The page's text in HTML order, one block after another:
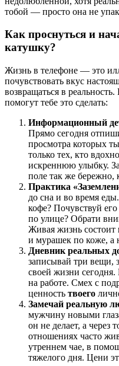
тобой — просто она не
Как проснуться и
катушку?
Жизнь в телефоне — это
почувствовать вкус
возвращаться в
помогут тебе это сделать:
Информационный
Прямо сегодня
просмотра которых
только тех, кто
искреннюю улыбку.
поле так же бережно,
Практика
до сна и во время
кофе? Почувствуй
по улице? Обрати
Живая жизнь состоит
и мурашек по коже, а
Дневник реальных
записывай три вещи,
своей жизни
на работе. Смех с
ценность твоего
Замечай реальную
мужчину новыми
он не делает, а через
отношениях часто
утреннем чае, в
тяжелого дня. Цени